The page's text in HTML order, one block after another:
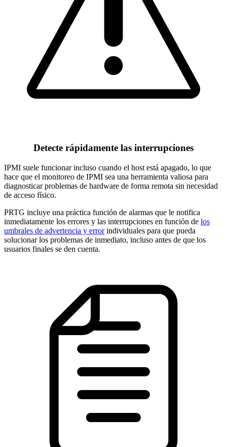
Detecte rápidamente las interrupciones
IPMI suele funcionar incluso cuando el host está apagado, lo que
hace que el monitoreo de IPMI sea una herramienta valiosa para
diagnosticar problemas de hardware de forma remota sin necesidad
de acceso físico.
PRTG incluye una práctica función de alarmas que le notifica
inmediatamente los errores y las interrupciones en función de los
umbrales de advertencia y errorindividuales para que pueda
solucionar los problemas de inmediato, incluso antes de que los
usuarios finales se den cuenta.